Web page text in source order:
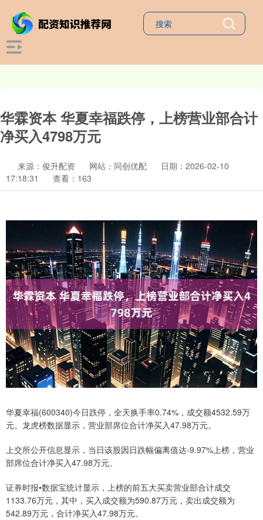
华霖资本 华夏幸福跌停，上榜营业部合计
净买入4798万元
来源：俊升配资 网站：同创优配
日期：2026-02-10
17:18:31
查看：163
华夏幸福(600340)今日跌停，全天换手率0.74%，成交额4532.59万
元。龙虎榜数据显示，营业部席位合计净买入47.98万元。
上交所公开信息显示，当日该股因日跌幅偏离值达-9.97%上榜，营业
部席位合计净买入47.98万元。
证券时报•数据宝统计显示，上榜的前五大买卖营业部合计成交
1133.76万元，其中，买入成交额为590.87万元，卖出成交额为
542.89万元，合计净买入47.98万元。